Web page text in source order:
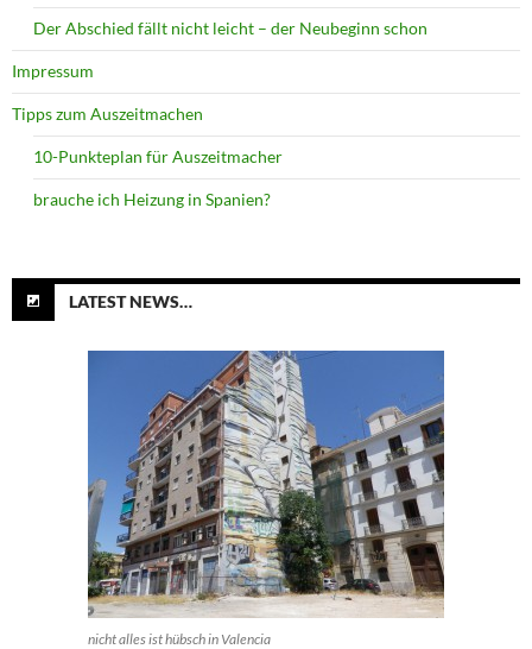
Der Abschied fällt nicht leicht – der Neubeginn schon
Impressum
Tipps zum Auszeitmachen
10-Punkteplan für Auszeitmacher
brauche ich Heizung in Spanien?
LATEST NEWS…
nicht alles ist hübsch in Valencia